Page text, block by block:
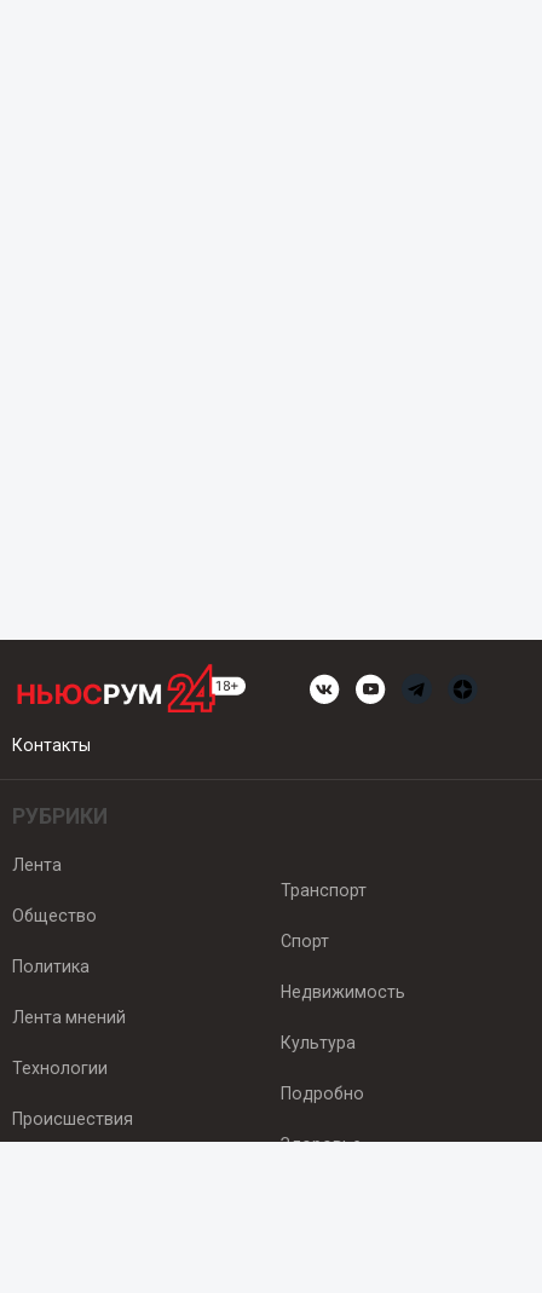
Контакты
РУБРИКИ
Лента
Общество
Политика
Лента мнений
Технологии
Происшествия
Транспорт
Спорт
Недвижимость
Культура
Подробно
Здоровье